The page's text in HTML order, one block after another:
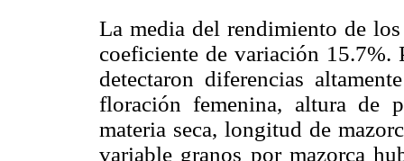
La media del rendimiento de
coeficiente de variación 15.7%.
detectaron diferencias
floración femenina, altura de
materia seca, longitud de
variable granos por mazorca